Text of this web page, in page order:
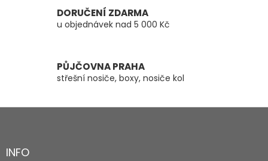
p
i
s
DORUČENÍ ZDARMA
u objednávek nad 5 000 Kč
PŮJČOVNA PRAHA
střešní nosiče, boxy, nosiče kol
Z
aINFO